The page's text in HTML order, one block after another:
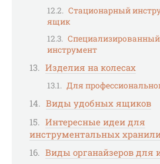
Стационарный
ящик
инструмент
Изделия на колесах
Для
Виды удобных ящиков
Интересные идеи для
инструментальных
Виды органайзеров для